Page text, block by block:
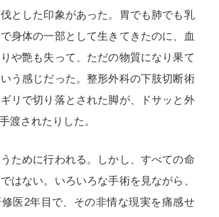
とした印象があった。胃でも肺でも乳
身体の一部として生きてきたのに、血
や艶も失って、ただの物質になり果て
う感じだった。整形外科の下肢切断術
リで切り落とされた脚が、ドサッと外
渡されたりした。
ために行われる。しかし、すべての命
はない。いろいろな手術を見ながら、
医2年目で、その非情な現実を痛感せ